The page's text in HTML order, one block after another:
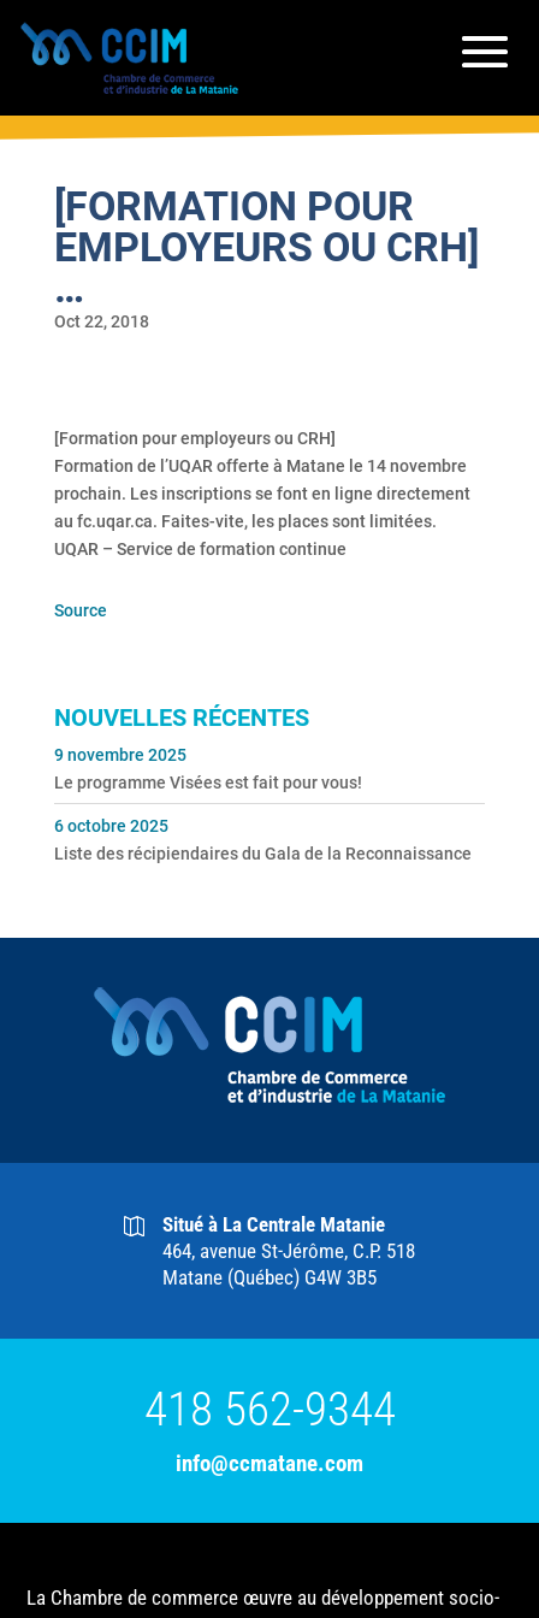
[FORMATION POUR
EMPLOYEURS OU CRH]
…
Oct 22, 2018
[Formation pour employeurs ou CRH]
Formation de l’UQAR offerte à Matane le 14 novembre
prochain. Les inscriptions se font en ligne directement
au fc.uqar.ca. Faites-vite, les places sont limitées.
UQAR – Service de formation continue
Source
NOUVELLES RÉCENTES
Le programme Visées est fait pour vous!
9 novembre 2025
Liste des récipiendaires du Gala de la Reconnaissance
6 octobre 2025
Situé à La Centrale Matanie
464, avenue St-Jérôme, C.P. 518
Matane (Québec) G4W 3B5
418 562-9344
info@ccmatane.com
La Chambre de commerce œuvre au développement socio-